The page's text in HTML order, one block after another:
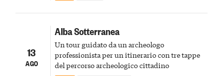
13
AGO
Alba Sotterranea
Un tour guidato da un archeologo
professionista per un itinerario con tre tappe
del percorso archeologico cittadino